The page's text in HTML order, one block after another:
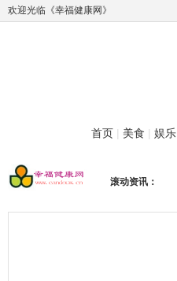
欢迎光临《幸福健康网》
首页 | 美食 | 娱乐
滚动资讯：